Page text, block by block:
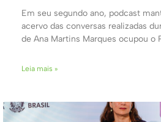
Em seu segundo ano, podcast
acervo das conversas realizadas
de Ana Martins Marques ocupou o
Leia mais »